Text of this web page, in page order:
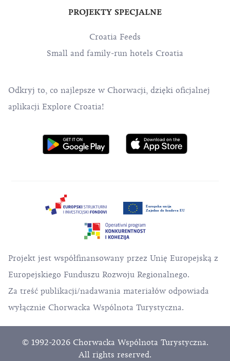
PROJEKTY SPECJALNE
Croatia Feeds
Small and family-run hotels Croatia
Odkryj to, co najlepsze w Chorwacji, dzięki oficjalnej
aplikacji Explore Croatia!
Projekt jest współfinansowany przez Unię Europejską z
Europejskiego Funduszu Rozwoju Regionalnego.
Za treść publikacji/nadawania materiałów odpowiada
wyłącznie Chorwacka Wspólnota Turystyczna.
© 1992-2026 Chorwacka Wspólnota Turystyczna.
All rights reserved.